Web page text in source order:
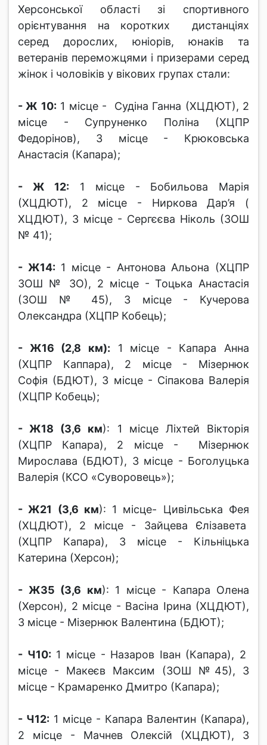
Херсонської області зі спортивного
орієнтування на коротких дистанціях
серед дорослих, юніорів, юнаків та
ветеранів переможцями і призерами серед
жінок і чоловіків у вікових групах стали:
- Ж 10: 1 місце - Судіна Ганна (ХЦДЮТ), 2
місце - Супруненко Поліна (ХЦПР
Федорінов), 3 місце - Крюковська
Анастасія (Капара);
- Ж 12: 1 місце - Бобильова Марія
(ХЦДЮТ), 2 місце - Ниркова Дар’я (
ХЦДЮТ), 3 місце - Сергєєва Ніколь (ЗОШ
№ 41);
- Ж14: 1 місце - Антонова Альона (ХЦПР
ЗОШ № ЗО), 2 місце - Тоцька Анастасія
(ЗОШ № 45), 3 місце - Кучерова
Олександра (ХЦПР Кобець);
- Ж16 (2,8 км): 1 місце - Капара Анна
(ХЦПР Каппара), 2 місце - Мізернюк
Софія (БДЮТ), 3 місце - Сіпакова Валерія
(ХЦПР Кобець);
- Ж18 (3,6 км): 1 місце Ліхтей Вікторія
(ХЦПР Капара), 2 місце - Мізернюк
Мирослава (БДЮТ), 3 місце - Боголуцька
Валерія (КСО «Суворовець»);
- Ж21 (3,6 км): 1 місце- Цивільська Фея
(ХЦДЮТ), 2 місце - Зайцева Єлізавета
(ХЦПР Капара), 3 місце - Кільніцька
Катерина (Херсон);
- Ж35 (3,6 км): 1 місце - Капара Олена
(Херсон), 2 місце - Васіна Ірина (ХЦДЮТ),
3 місце - Мізернюк Валентина (БДЮТ);
- Ч10: 1 місце - Назаров Іван (Капара), 2
місце - Макеєв Максим (ЗОШ №45), 3
місце - Крамаренко Дмитро (Капара);
- Ч12: 1 місце - Капара Валентин (Капара),
2 місце - Мачнев Олексій (ХЦДЮТ), 3